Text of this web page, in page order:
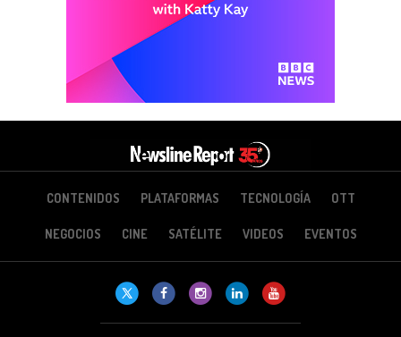
CONTENIDOS PLATAFORMAS TECNOLOGÍA OTT
NEGOCIOS CINE SATÉLITE VIDEOS EVENTOS